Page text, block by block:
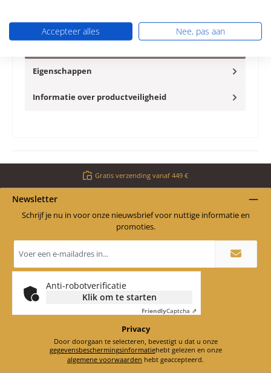
Origineel Asrooster voor de Houtkachel Elite Livorno Elite
Livorno Asrooster Kerngegevens: rooster, vuurrooster
Eigenschappen
Informatie over productveiligheid
Gratis verzending vanaf 449 €
Newsletter
Schrijf je nu in voor onze nieuwsbrief voor nuttige informatie en
promoties.
mailadres
Anti-robotverificatie
Klik om te starten
FriendlyCaptcha ⇗
Privacy
Door doorgaan te selecteren, bevestigt u dat u onze
gegevensbeschermingsinformatie
hebt gelezen en onze
algemene voorwaarden hebt geaccepteerd.
Accepteer alles Nee, pas aan